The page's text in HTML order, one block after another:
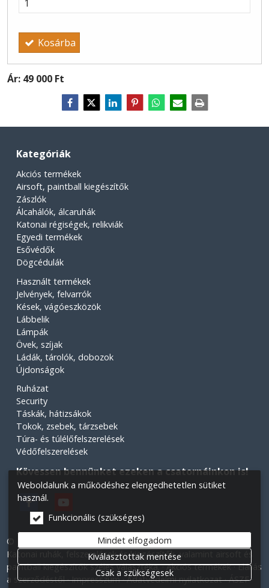
Kosárba
Ár: 49 000 Ft
Kategóriák
Akciós termékek
Airsoft, paintball kiegészítők
Zászlók
Álcahálók, álcaruhák
Katonai régiségek, relikviák
Egyedi termékek
Esővédők
Dögcédulák
Használt termékek
Jelvények, felvarrók
Kések, vágóeszközök
Lábbelik
Lámpák
Övek, szíjak
Ládák, tárolók, dobozok
Újdonságok
Ruházat
Security
Táskák, hátizsákok
Tokok, zsebek, tárzsebek
Túra- és túlélőfelszerelések
Védőfelszerelések
Kövessen bennünket ezeken a csatornáinkon is!
© 2026 Minden jog fenntartva! Légiós Military webáruház.
Katonai ruhák, felszerelések és kiegészítők, valamint airsoft és
paintball kiegészítők széles választéka. Akciós termékek Elállás
a szerződéstől Impresszum Adatvédelmi nyilatkozat ÁSZF
Weboldalunk a működéshez elengedhetetlen sütiket
használ.
Funkcionális (szükséges)
Mindet elfogadom
Kiválasztottak mentése
Csak a szükségesek